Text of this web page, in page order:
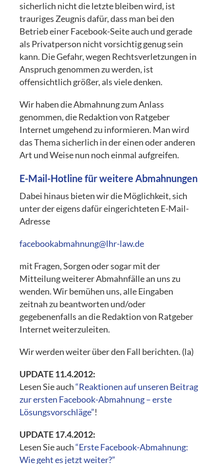
sicherlich nicht die letzte bleiben wird, ist
trauriges Zeugnis dafür, dass man bei den
Betrieb einer Facebook-Seite auch und gerade
als Privatperson nicht vorsichtig genug sein
kann. Die Gefahr, wegen Rechtsverletzungen in
Anspruch genommen zu werden, ist
offensichtlich größer, als viele denken.
Wir haben die Abmahnung zum Anlass
genommen, die Redaktion von Ratgeber
Internet umgehend zu informieren. Man wird
das Thema sicherlich in der einen oder anderen
Art und Weise nun noch einmal aufgreifen.
E-Mail-Hotline für weitere Abmahnungen
Dabei hinaus bieten wir die Möglichkeit, sich
unter der eigens dafür eingerichteten E-Mail-
Adresse
facebookabmahnung@lhr-law.de
mit Fragen, Sorgen oder sogar mit der
Mitteilung weiterer Abmahnfälle an uns zu
wenden. Wir bemühen uns, alle Eingaben
zeitnah zu beantworten und/oder
gegebenenfalls an die Redaktion von Ratgeber
Internet weiterzuleiten.
Wir werden weiter über den Fall berichten. (la)
UPDATE 11.4.2012:
Lesen Sie auch“Reaktionen auf unseren Beitrag
zur ersten Facebook-Abmahnung – erste
Lösungsvorschläge”!
UPDATE 17.4.2012:
Lesen Sie auch“Erste Facebook-Abmahnung:
Wie geht es jetzt weiter?”